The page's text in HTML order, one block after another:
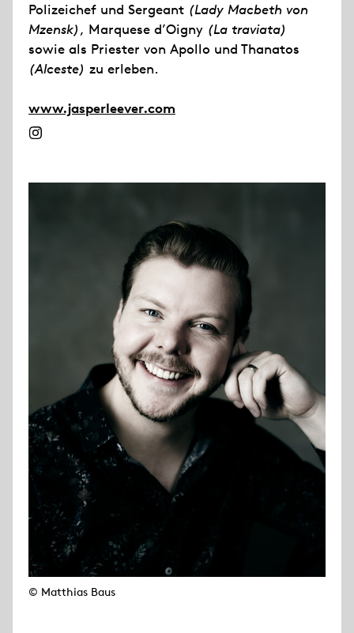
Polizeichef und Sergeant (Lady Macbeth von
Mzensk), Marquese d’Oigny (La traviata)
sowie als Priester von Apollo und Thanatos
(Alceste) zu erleben.
www.jasperleever.com
© Matthias Baus